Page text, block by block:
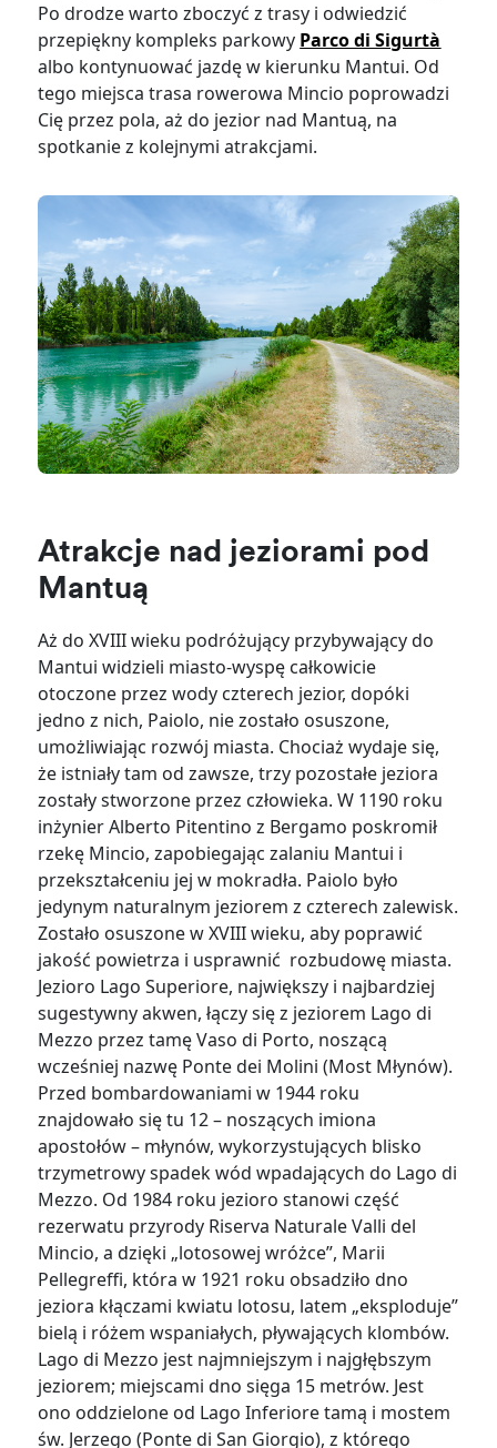
Po drodze warto zboczyć z trasy i odwiedzić
przepiękny kompleks parkowy Parco di Sigurtà
albo kontynuować jazdę w kierunku Mantui. Od
tego miejsca trasa rowerowa Mincio poprowadzi
Cię przez pola, aż do jezior nad Mantuą, na
spotkanie z kolejnymi atrakcjami.
Atrakcje nad jeziorami pod
Mantuą
Aż do XVIII wieku podróżujący przybywający do
Mantui widzieli miasto-wyspę całkowicie
otoczone przez wody czterech jezior, dopóki
jedno z nich, Paiolo, nie zostało osuszone,
umożliwiając rozwój miasta. Chociaż wydaje się,
że istniały tam od zawsze, trzy pozostałe jeziora
zostały stworzone przez człowieka. W 1190 roku
inżynier Alberto Pitentino z Bergamo poskromił
rzekę Mincio, zapobiegając zalaniu Mantui i
przekształceniu jej w mokradła. Paiolo było
jedynym naturalnym jeziorem z czterech zalewisk.
Zostało osuszone w XVIII wieku, aby poprawić
jakość powietrza i usprawnić rozbudowę miasta.
Jezioro Lago Superiore, największy i najbardziej
sugestywny akwen, łączy się z jeziorem Lago di
Mezzo przez tamę Vaso di Porto, noszącą
wcześniej nazwę Ponte dei Molini (Most Młynów).
Przed bombardowaniami w 1944 roku
znajdowało się tu 12 – noszących imiona
apostołów – młynów, wykorzystujących blisko
trzymetrowy spadek wód wpadających do Lago di
Mezzo. Od 1984 roku jezioro stanowi część
rezerwatu przyrody Riserva Naturale Valli del
Mincio, a dzięki „lotosowej wróżce”, Marii
Pellegreffi, która w 1921 roku obsadziło dno
jeziora kłączami kwiatu lotosu, latem „eksploduje”
bielą i różem wspaniałych, pływających klombów.
Lago di Mezzo jest najmniejszym i najgłębszym
jeziorem; miejscami dno sięga 15 metrów. Jest
ono oddzielone od Lago Inferiore tamą i mostem
św. Jerzego (Ponte di San Giorgio), z którego